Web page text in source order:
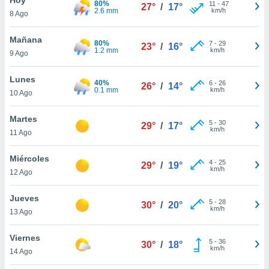
en
más
nuestra
de
cookies
aceptar
8 Ago
80%
2.6 mm
27° / 17° 11 - 47
km/h
Mañana
9 Ago
80%
1.2 mm
23° / 16° 7- 29
km/h
Lunes
10 Ago
40%
0.1 mm
26° / 14° 6- 26
km/h
Martes
11 Ago
29° / 17° 5- 30
km/h
Miércoles
12 Ago
29° / 19° 4- 25
km/h
Jueves
13 Ago
30° / 20° 5- 28
km/h
Viernes
14 Ago
30° / 18° 5- 36
km/h